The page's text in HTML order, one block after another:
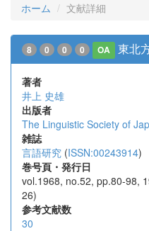
ホーム 文献詳細
8 0 0 0 OA 東北
著者
井上 史雄
出版者
The Linguistic Society of
雑誌
言語研究 (ISSN:00243914)
巻号頁・発行日
vol.1968, no.52, pp.80-98,
26)
参考文献数
30